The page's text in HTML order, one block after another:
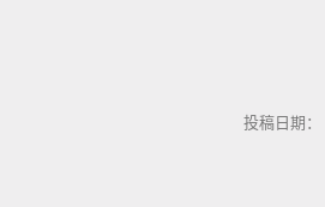
投稿日期：